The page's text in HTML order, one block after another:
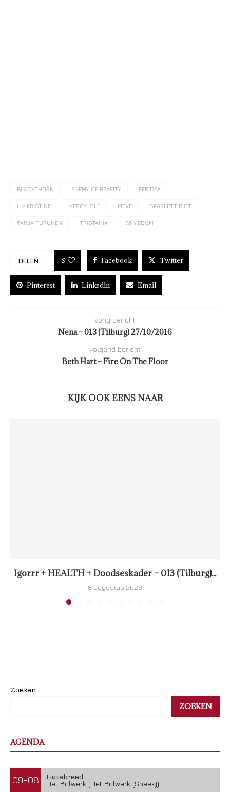
BLACKTHORN ENEMY OF REALITY FERIDEA
LIV KRISTINE MERCY ISLE MFVF SKARLETT RIOT
TARJA TURUNEN TRISTANIA WHYZDOM
DELEN 0 Facebook Twitter
Pinterest Linkedin Email
vorig bericht
Nena – 013 (Tilburg) 27/10/2016
volgend bericht
Beth Hart – Fire On The Floor
KIJK OOK EENS NAAR
Igorrr + HEALTH + Doodseskader – 013 (Tilburg)...
8 augustus 2026
Zoeken
ZOEKEN
AGENDA
09-08
Hatebreed
Het Bolwerk (Het Bolwerk (Sneek))